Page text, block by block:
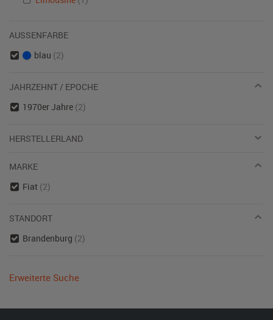
AUSSENFARBE
blau (2)
JAHRZEHNT / EPOCHE
1970er Jahre (2)
HERSTELLERLAND
MARKE
Fiat (2)
STANDORT
Brandenburg (2)
Erweiterte Suche